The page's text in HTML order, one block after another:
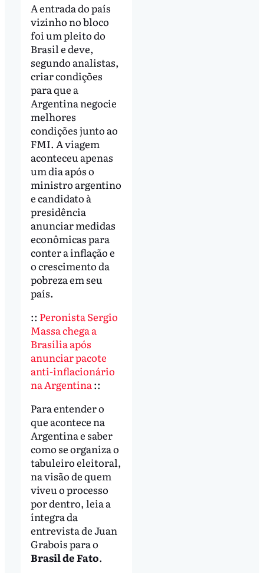
A entrada do país
vizinho no bloco
foi um pleito do
Brasil e deve,
segundo analistas,
criar condições
para que a
Argentina negocie
melhores
condições junto ao
FMI. A viagem
aconteceu apenas
um dia após o
ministro argentino
e candidato à
presidência
anunciar medidas
econômicas para
conter a inflação e
o crescimento da
pobreza em seu
país.
:: Peronista Sergio
Massa chega a
Brasília após
anunciar pacote
anti-inflacionário
na Argentina::
Para entender o
que acontece na
Argentina e saber
como se organiza o
tabuleiro eleitoral,
na visão de quem
viveu o processo
por dentro, leia a
íntegra da
entrevista de Juan
Grabois para o
Brasil de Fato.